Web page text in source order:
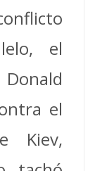
el
el
Kiev,